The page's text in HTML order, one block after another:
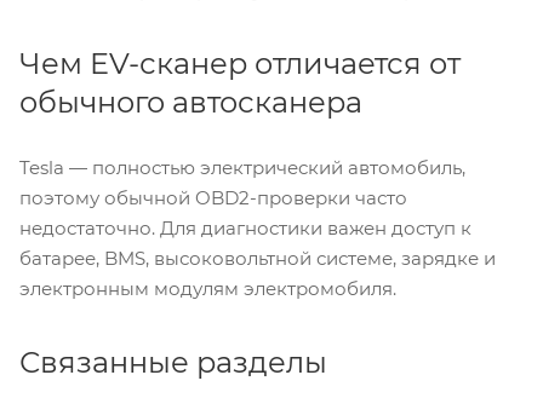
Чем EV-сканер отличается от
обычного автосканера
Tesla — полностью электрический автомобиль,
поэтому обычной OBD2-проверки часто
недостаточно. Для диагностики важен доступ к
батарее, BMS, высоковольтной системе, зарядке и
электронным модулям электромобиля.
Связанные разделы